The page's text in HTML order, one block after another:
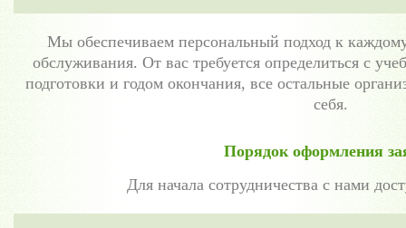
Мы обеспечиваем персональный подход к
обслуживания. От вас требуется определиться с
подготовки и годом окончания, все остальные
себя.
Порядок оформления
Для начала сотрудничества с нами